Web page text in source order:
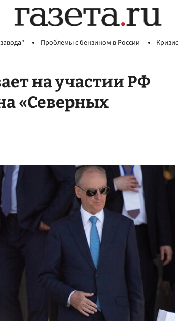
Проблемы с бензином в России
на участии РФ
«Северных